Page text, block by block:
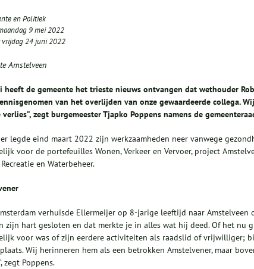
en Politiek
9 mei 2022
vrijdag 24 juni 2022
Amstelveen
heeft de gemeente het trieste nieuws ontvangen dat wethouder
van het overlijden van onze gewaardeerde collega.
zegt burgemeester Tjapko Poppens namens de
legde eind maart 2022 zijn werkzaamheden neer vanwege
voor de portefeuilles Wonen, Verkeer en Vervoer, project
en Waterbeheer.
verhuisde Ellermeijer op 8-jarige leeftijd naar Amstelveen
zijn hart gesloten en dat merkte je in alles wat hij deed. Of het nu
voor was of zijn eerdere activiteiten als raadslid of vrijwilliger;
Wij herinneren hem als een betrokken Amstelvener, maar
zegt Poppens.